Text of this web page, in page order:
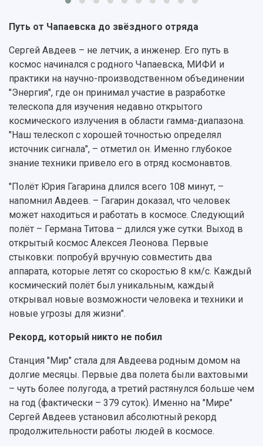
Отделы и службы
Институт искусственного интеллекта
Инжиниринговый центр
Аграрный карбоновый полигон
Архив
Фирменный стиль
Устойчивое развитие
Кампус
3D-тур по университету
Музеи
Учебный аэродром
Центр истории авиационных двигателей
Ботанический сад
Умный дом бабочек
Международный межвузовский кампус
Сведения об образовательной организации
Официальные документы
Платные образовательные услуги
Подготовительные курсы
Библиотека
Видеолекции
Противодействие COVID-19
Организационные документы
Результаты научно-исследовательской
Научно-технические разработки
Конкурсы научных проектов и грантов
Областной конкурс "Молодой учёный"
Отчеты о научно-исследовательской
деятельности
Журналы Самарского университета
Научные конференции
Патенты
Публикации и издания
Отчеты о проведенных конференциях
Путь от Чапаевска до звёздного отряда
Сергей Авдеев – не летчик, а инженер. Его путь в
космос начинался с родного Чапаевска, МИФИ и
практики на научно-производственном объединении
"Энергия", где он принимал участие в разработке
телескопа для изучения недавно открытого
космического излучения в области гамма-диапазона.
"Наш телескоп с хорошей точностью определял
источник сигнала", – отметил он. Именно глубокое
знание техники привело его в отряд космонавтов.
"Полёт Юрия Гагарина длился всего 108 минут, –
напомнил Авдеев. – Гагарин доказал, что человек
может находиться и работать в космосе. Следующий
полёт – Германа Титова – длился уже сутки. Выход в
открытый космос Алексея Леонова. Первые
стыковки: попробуй вручную совместить два
аппарата, которые летят со скоростью 8 км/с. Каждый
космический полёт был уникальным, каждый
открывал новые возможности человека и техники и
новые угрозы для жизни".
Рекорд, который никто не побил
Станция "Мир" стала для Авдеева родным домом на
долгие месяцы. Первые два полета были вахтовыми
– чуть более полугода, а третий растянулся больше чем
на год (фактически – 379 суток). Именно на "Мире"
Сергей Авдеев установил абсолютный рекорд
продолжительности работы людей в космосе.